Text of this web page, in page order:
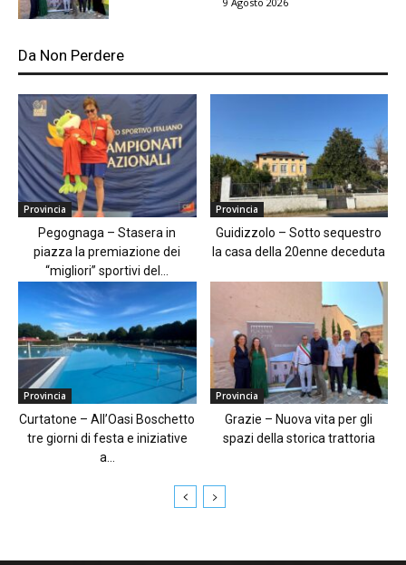
Da Non Perdere
Provincia
Pegognaga – Stasera in
piazza la premiazione dei
“migliori” sportivi del...
Provincia
Guidizzolo – Sotto sequestro
la casa della 20enne deceduta
Provincia
Curtatone – All’Oasi Boschetto
tre giorni di festa e iniziative
a...
Provincia
Grazie – Nuova vita per gli
spazi della storica trattoria